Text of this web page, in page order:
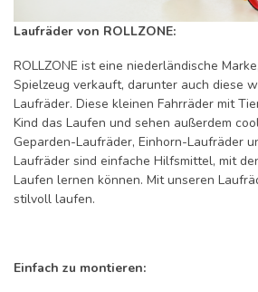
Laufräder von ROLLZONE:
ROLLZONE ist eine niederländische
Spielzeug verkauft, darunter auch diese
Laufräder. Diese kleinen Fahrräder mit
Kind das Laufen und sehen außerdem
Geparden-Laufräder, Einhorn-Laufräder
Laufräder sind einfache Hilfsmittel, mit
Laufen lernen können. Mit unseren
stilvoll laufen.
Einfach zu montieren: